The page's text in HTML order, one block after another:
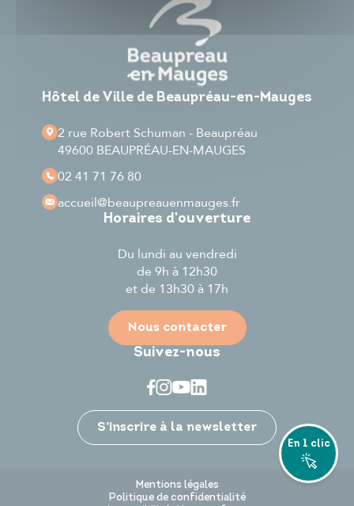
Je participe
Hôtel de Ville de Beaupréau-en-Mauges
2 rue Robert Schuman - Beaupréau
49600 BEAUPRÉAU-EN-MAUGES
02 41 71 76 80
accueil@beaupreauenmauges.fr
Horaires d'ouverture
Du lundi au vendredi
de 9h à 12h30
et de 13h30 à 17h
Nous contacter
Suivez-nous
S’inscrire à la newsletter
Mentions légales
Politique de confidentialité
En 1 clic